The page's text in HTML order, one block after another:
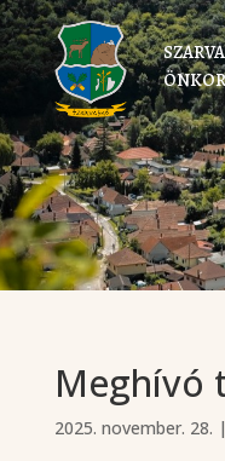
Meghívó
2025. november. 28. |